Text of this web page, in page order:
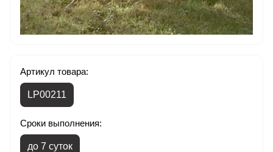
Артикул товара:
LP00211
Сроки выполнения:
до 7 суток